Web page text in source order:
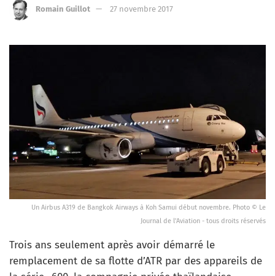
Romain Guillot 27 novembre 2017
Un Airbus A319 de Bangkok Airways à Koh Samui début novembre. Photo © Le
Journal de l'Aviation - tous droits réservés
Trois ans seulement après avoir démarré le
remplacement de sa flotte d’ATR par des appareils de